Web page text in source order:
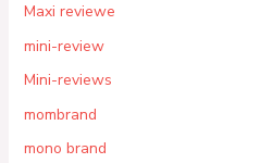
Maxi reviewe
mini-review
Mini-reviews
mombrand
mono brand